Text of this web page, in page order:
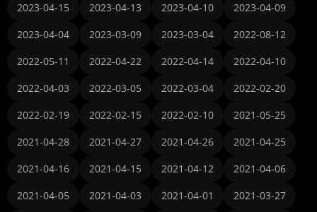
2023-04-15
2023-04-13 2023-04-10
2023-04-09
2023-04-04
2023-03-09 2023-03-04
2022-08-12
2022-05-11
2022-04-22 2022-04-14
2022-04-10
2022-04-03
2022-03-05 2022-03-04
2022-02-20
2022-02-19
2022-02-15 2022-02-10
2021-05-25
2021-04-28
2021-04-27 2021-04-26
2021-04-25
2021-04-16
2021-04-15 2021-04-12
2021-04-06
2021-04-05
2021-04-03 2021-04-01 2021-03-27